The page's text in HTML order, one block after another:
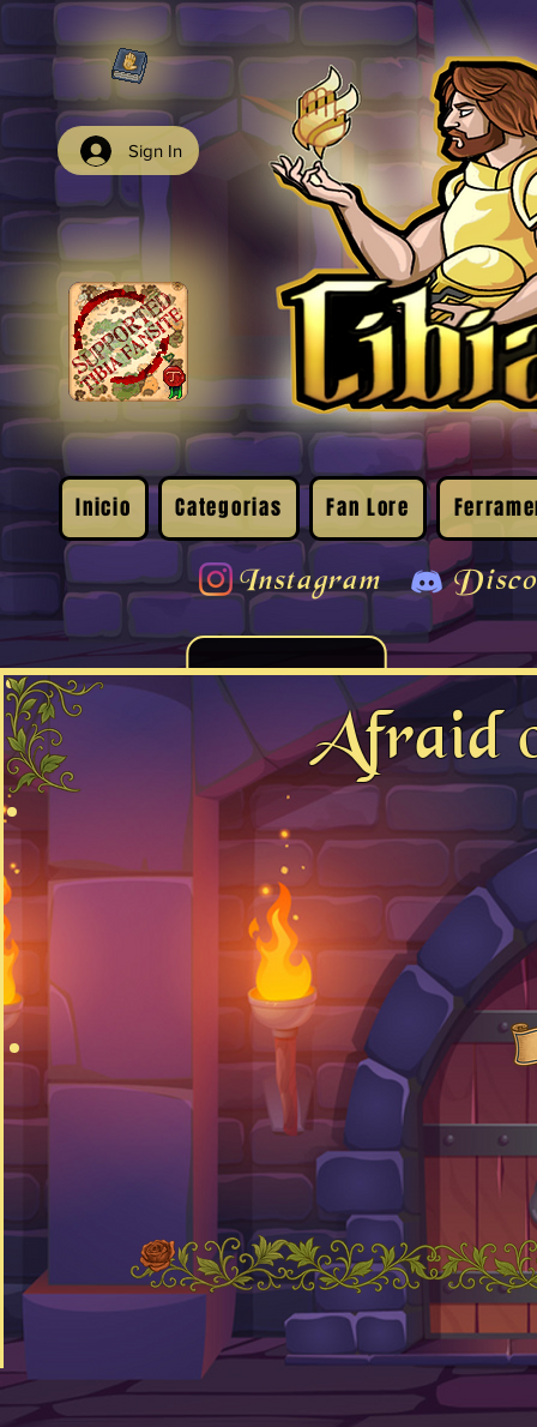
Sign In
Inicio Categorias Fan Lore
Instagram
Afraid